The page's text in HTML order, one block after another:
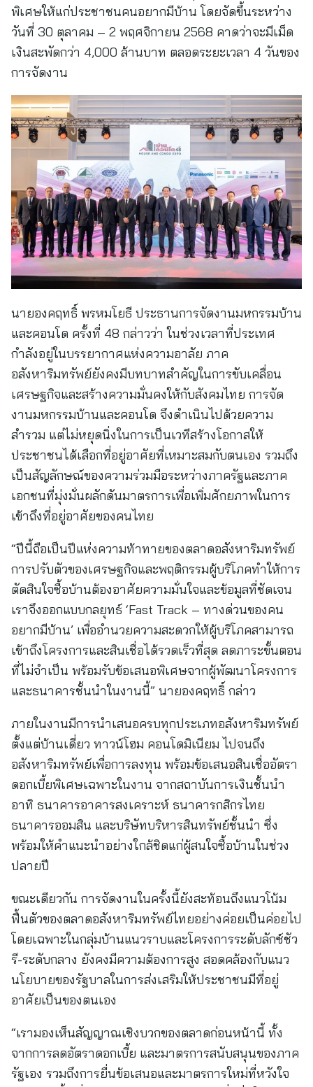
พิเศษให้แก่ประชาชนคนอยากมีบ้าน โดยจัดขึ้นระหว่าง
วันที่ 30 ตุลาคม – 2 พฤศจิกายน 2568 คาดว่าจะมีเม็ด
เงินสะพัดกว่า 4,000 ล้านบาท ตลอดระยะเวลา 4 วันของ
การจัดงาน
นายองคฤทธิ์ พรหมโยธี ประธานการจัดงานมหกรรมบ้าน
และคอนโด ครั้งที่ 48 กล่าวว่า ในช่วงเวลาที่ประเทศ
กำลังอยู่ในบรรยากาศแห่งความอาลัย ภาค
อสังหาริมทรัพย์ยังคงมีบทบาทสำคัญในการขับเคลื่อน
เศรษฐกิจและสร้างความมั่นคงให้กับสังคมไทย การจัด
งานมหกรรมบ้านและคอนโด จึงดำเนินไปด้วยความ
สำรวม แต่ไม่หยุดนิ่งในการเป็นเวทีสร้างโอกาสให้
ประชาชนได้เลือกที่อยู่อาศัยที่เหมาะสมกับตนเอง รวมถึง
เป็นสัญลักษณ์ของความร่วมมือระหว่างภาครัฐและภาค
เอกชนที่มุ่งมั่นผลักดันมาตรการเพื่อเพิ่มศักยภาพในการ
เข้าถึงที่อยู่อาศัยของคนไทย
“ปีนี้ถือเป็นปีแห่งความท้าทายของตลาดอสังหาริมทรัพย์
การปรับตัวของเศรษฐกิจและพฤติกรรมผู้บริโภคทำให้การ
ตัดสินใจซื้อบ้านต้องอาศัยความมั่นใจและข้อมูลที่ชัดเจน
เราจึงออกแบบกลยุทธ์ ‘Fast Track – ทางด่วนของคน
อยากมีบ้าน’ เพื่ออำนวยความสะดวกให้ผู้บริโภคสามารถ
เข้าถึงโครงการและสินเชื่อได้รวดเร็วที่สุด ลดภาระขั้นตอน
ที่ไม่จำเป็น พร้อมรับข้อเสนอพิเศษจากผู้พัฒนาโครงการ
และธนาคารชั้นนำในงานนี้” นายองคฤทธิ์ กล่าว
ภายในงานมีการนำเสนอครบทุกประเภทอสังหาริมทรัพย์
ตั้งแต่บ้านเดี่ยว ทาวน์โฮม คอนโดมิเนียม ไปจนถึง
อสังหาริมทรัพย์เพื่อการลงทุน พร้อมข้อเสนอสินเชื่ออัตรา
ดอกเบี้ยพิเศษเฉพาะในงาน จากสถาบันการเงินชั้นนำ
อาทิ ธนาคารอาคารสงเคราะห์ ธนาคารกสิกรไทย
ธนาคารออมสิน และบริษัทบริหารสินทรัพย์ชั้นนำ ซึ่ง
พร้อมให้คำแนะนำอย่างใกล้ชิดแก่ผู้สนใจซื้อบ้านในช่วง
ปลายปี
ขณะเดียวกัน การจัดงานในครั้งนี้ยังสะท้อนถึงแนวโน้ม
ฟื้นตัวของตลาดอสังหาริมทรัพย์ไทยอย่างค่อยเป็นค่อยไป
โดยเฉพาะในกลุ่มบ้านแนวราบและโครงการระดับลักซ์ชัว
รี-ระดับกลาง ยังคงมีความต้องการสูง สอดคล้องกับแนว
นโยบายของรัฐบาลในการส่งเสริมให้ประชาชนมีที่อยู่
อาศัยเป็นของตนเอง
“เรามองเห็นสัญญาณเชิงบวกของตลาดก่อนหน้านี้ ทั้ง
จากการลดอัตราดอกเบี้ย และมาตรการสนับสนุนของภาค
รัฐเอง รวมถึงการยื่นข้อเสนอและมาตรการใหม่ที่หวังใจ